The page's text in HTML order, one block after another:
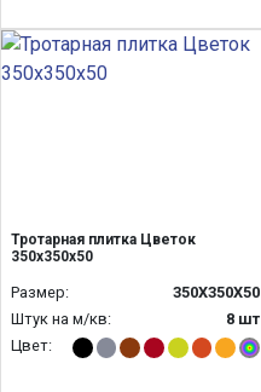
Тротарная плитка Цветок
350х350х50
Размер:
350Х350Х50
Штук на м/кв:
8 шт
Цвет: